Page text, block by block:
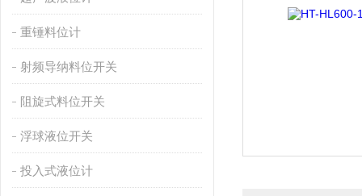
重锤料位计
射频导纳料位开关
阻旋式料位开关
浮球液位开关
投入式液位计